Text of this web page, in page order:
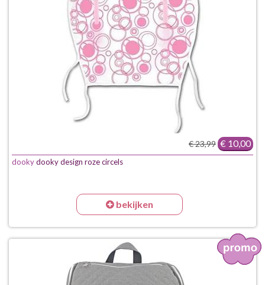
€ 23,99 € 10,00
dookydooky design roze circels
bekijken